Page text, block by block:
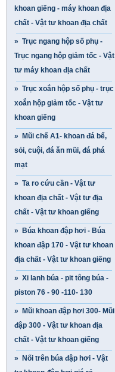
khoan giếng - máy khoan địa
chất - Vật tư khoan địa chất
» Trục ngang hộp số phụ -
Trục ngang hộp giảm tốc - Vật
tư máy khoan địa chất
» Trục xoắn hộp số phụ - trục
xoắn hộp giảm tốc - Vật tư
khoan giếng
» Mũi chế A1- khoan đá bể,
sỏi, cuội, đá ăn mũi, đá phá
mạt
» Ta ro cứu cần - Vật tư
khoan địa chất - Vật tư địa
chất - Vật tư khoan giếng
» Búa khoan đập hơi - Búa
khoan đập 170 - Vật tư khoan
địa chất - Vật tư khoan giếng
» Xi lanh búa - pit tông búa -
piston 76 - 90 -110- 130
» Mũi khoan đập hơi 300- Mũi
đập 300 - Vật tư khoan địa
chất - Vật tư khoan giếng
» Nối trên búa đập hơi - Vật